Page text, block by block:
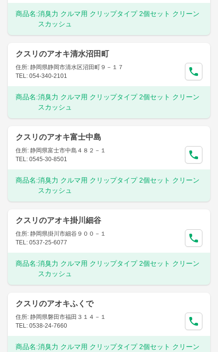
商品名:消臭力 クルマ用 クリップタイプ 2個セット クリーン
スカッシュ
クスリのアオキ清水沼田町
住所: 静岡県静岡市清水区沼田町９－１７
TEL: 054-340-2101
商品名:消臭力 クルマ用 クリップタイプ 2個セット クリーン
スカッシュ
クスリのアオキ富士中島
住所: 静岡県富士市中島４８２－１
TEL: 0545-30-8501
商品名:消臭力 クルマ用 クリップタイプ 2個セット クリーン
スカッシュ
クスリのアオキ掛川細谷
住所: 静岡県掛川市細谷９００－１
TEL: 0537-25-6077
商品名:消臭力 クルマ用 クリップタイプ 2個セット クリーン
スカッシュ
クスリのアオキふくで
住所: 静岡県磐田市福田３１４－１
TEL: 0538-24-7660
商品名:消臭力 クルマ用 クリップタイプ 2個セット クリーン